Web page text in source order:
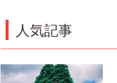
人気記事